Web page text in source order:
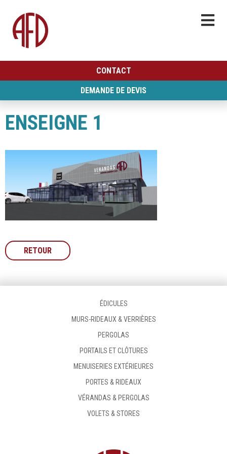
CONTACT
DEMANDE DE DEVIS
ENSEIGNE 1
RETOUR
ÉDICULES
MURS-RIDEAUX & VERRIÈRES
PERGOLAS
PORTAILS ET CLÔTURES
MENUISERIES EXTÉRIEURES
PORTES & RIDEAUX
VÉRANDAS & PERGOLAS
VOLETS & STORES